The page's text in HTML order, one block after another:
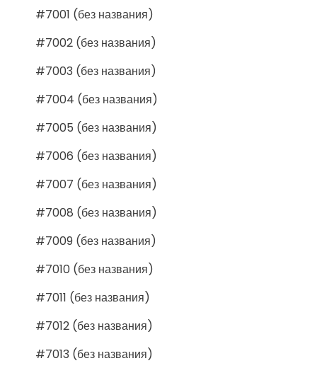
#7001 (без названия)
#7002 (без названия)
#7003 (без названия)
#7004 (без названия)
#7005 (без названия)
#7006 (без названия)
#7007 (без названия)
#7008 (без названия)
#7009 (без названия)
#7010 (без названия)
#7011 (без названия)
#7012 (без названия)
#7013 (без названия)